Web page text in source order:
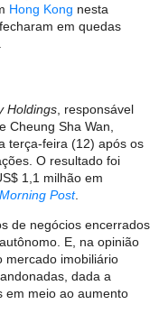
Hong Kong nesta
fecharam em quedas
Holdings , responsável
Cheung Sha Wan,
terça-feira (12) após os
O resultado foi
1,1 milhão em
Post.
de negócios encerrados
E, na opinião
mercado imobiliário
dada a
em meio ao aumento